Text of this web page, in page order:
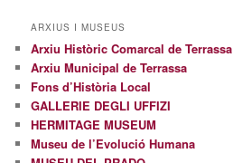
ARXIUS I MUSEUS
Arxiu Històric Comarcal de Terrassa
Arxiu Municipal de Terrassa
Fons d’Història Local
GALLERIE DEGLI UFFIZI
HERMITAGE MUSEUM
Museu de l’Evolució Humana